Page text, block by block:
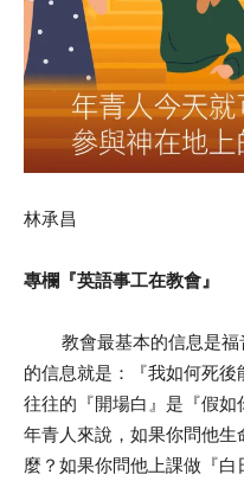
林承昌
專欄『英語事工在教會』
教會最基本的信息是福
的信息就是：『我如何死後
往往的『開場白』是『假
年青人來說，如果你問他
麼？如果你問他上課做『